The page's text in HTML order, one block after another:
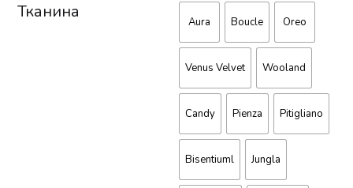
Тканина Aura Boucle Oreo
Venus Velvet Wooland
Candy Pienza Pitigliano
Bisentiuml Jungla